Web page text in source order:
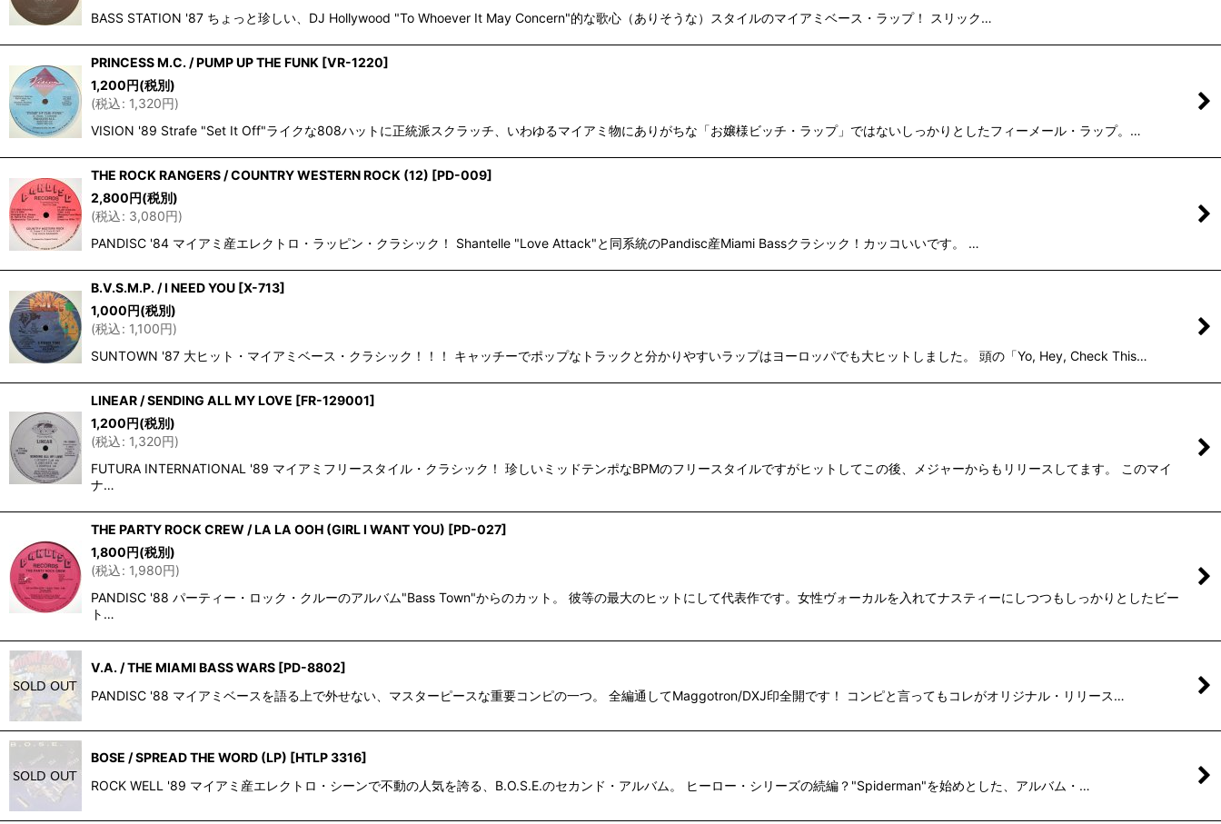
BASS STATION '87 ちょっと珍しい、DJ Hollywood "To Whoever It May Concern"的な歌心（ありそうな）スタイルのマイアミベース・ラップ！ スリック…
PRINCESS M.C. / PUMP UP THE FUNK [VR-1220]
1,200円(税別)
(税込: 1,320円)
VISION '89 Strafe "Set It Off"ライクな808ハットに正統派スクラッチ、いわゆるマイアミ物にありがちな「お嬢様ビッチ・ラップ」ではないしっかりとしたフィーメール・ラップ。…
THE ROCK RANGERS / COUNTRY WESTERN ROCK (12) [PD-009]
2,800円(税別)
(税込: 3,080円)
PANDISC '84 マイアミ産エレクトロ・ラッピン・クラシック！ Shantelle "Love Attack"と同系統のPandisc産Miami Bassクラシック！カッコいいです。 …
B.V.S.M.P. / I NEED YOU [X-713]
1,000円(税別)
(税込: 1,100円)
SUNTOWN '87 大ヒット・マイアミベース・クラシック！！！ キャッチーでポップなトラックと分かりやすいラップはヨーロッパでも大ヒットしました。 頭の「Yo, Hey, Check This…
LINEAR / SENDING ALL MY LOVE [FR-129001]
1,200円(税別)
(税込: 1,320円)
FUTURA INTERNATIONAL '89 マイアミフリースタイル・クラシック！ 珍しいミッドテンポなBPMのフリースタイルですがヒットしてこの後、メジャーからもリリースしてます。 このマイ
ナ…
THE PARTY ROCK CREW / LA LA OOH (GIRL I WANT YOU) [PD-027]
1,800円(税別)
(税込: 1,980円)
PANDISC '88 パーティー・ロック・クルーのアルバム"Bass Town"からのカット。 彼等の最大のヒットにして代表作です。女性ヴォーカルを入れてナスティーにしつつもしっかりとしたビー
ト…
V.A. / THE MIAMI BASS WARS [PD-8802]
PANDISC '88 マイアミベースを語る上で外せない、マスターピースな重要コンピの一つ。 全編通してMaggotron/DXJ印全開です！ コンピと言ってもコレがオリジナル・リリース…
BOSE / SPREAD THE WORD (LP) [HTLP 3316]
ROCK WELL '89 マイアミ産エレクトロ・シーンで不動の人気を誇る、B.O.S.E.のセカンド・アルバム。 ヒーロー・シリーズの続編？"Spiderman"を始めとした、アルバム・…